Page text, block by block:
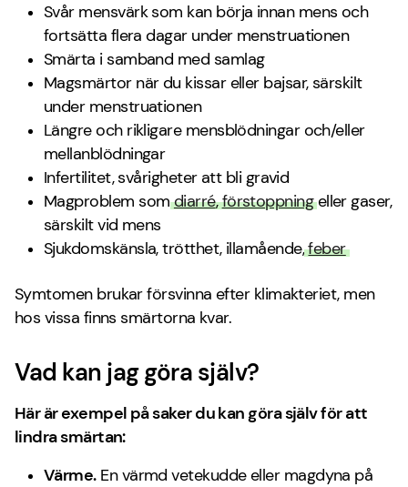
Svår mensvärk som kan börja innan mens och
fortsätta flera dagar under menstruationen
Smärta i samband med samlag
Magsmärtor när du kissar eller bajsar, särskilt
under menstruationen
Längre och rikligare mensblödningar och/eller
mellanblödningar
Infertilitet, svårigheter att bli gravid
Magproblem somdiarré,förstoppningeller gaser,
särskilt vid mens
Sjukdomskänsla, trötthet, illamående,feber
Symtomen brukar försvinna efter klimakteriet, men
hos vissa finns smärtorna kvar.
Vad kan jag göra själv?
Här är exempel på saker du kan göra själv för att
lindra smärtan:
Värme.En värmd vetekudde eller magdyna på